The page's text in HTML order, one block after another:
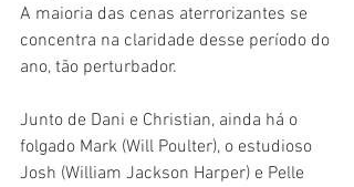
A maioria das cenas aterrorizantes se
concentra na claridade desse período do
ano, tão perturbador.
Junto de Dani e Christian, ainda há o
folgado Mark (Will Poulter), o estudioso
Josh (William Jackson Harper) e Pelle